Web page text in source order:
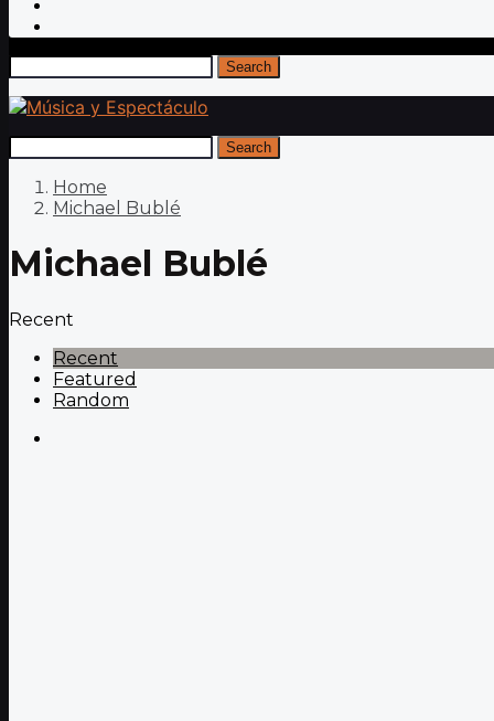
Search
Search
Home
Michael Bublé
Michael Bublé
Recent
Recent
Featured
Random